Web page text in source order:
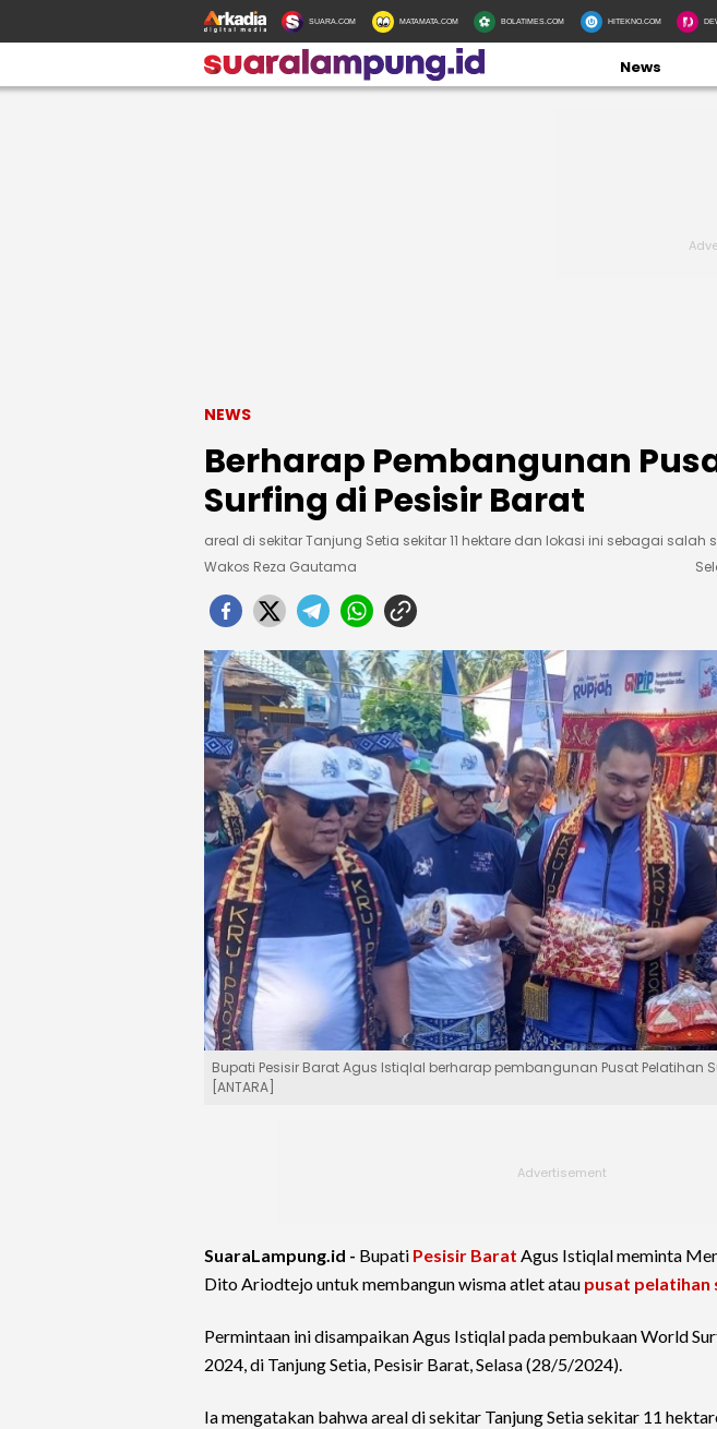
SUARA.COM MATAMATA.COM BOLATIMES.COM HITEKNO.COM
News
NEWS
Berharap Pembangunan
Surfing di Pesisir Barat
areal di sekitar Tanjung Setia sekitar 11 hektare dan lokasi ini sebagai salah
Wakos Reza Gautama
Bupati Pesisir Barat Agus Istiqlal berharap pembangunan Pusat Pelatihan
[ANTARA]
SuaraLampung.id - Bupati Pesisir Barat Agus Istiqlal meminta
Dito Ariodtejo untuk membangun wisma atlet atau pusat pelatihan
Permintaan ini disampaikan Agus Istiqlal pada pembukaan World
2024, di Tanjung Setia, Pesisir Barat, Selasa (28/5/2024).
Ia mengatakan bahwa areal di sekitar Tanjung Setia sekitar 11